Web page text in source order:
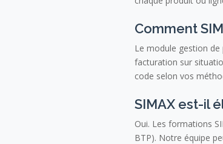
Comment
Le module gestion de
facturation sur
code selon vos
SIMAX est-il
Oui. Les formations
BTP). Notre équipe